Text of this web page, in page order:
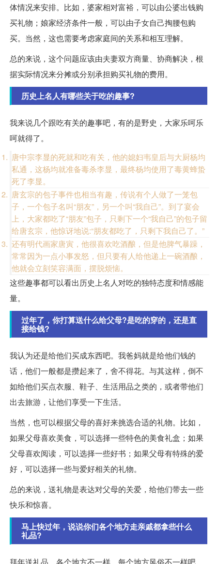
体情况来安排。比如，婆家相对富裕，可以由公婆出钱购
买礼物；娘家经济条件一般，可以由子女自己掏腰包购
买。当然，这也需要考虑家庭间的关系和相互理解。
总的来说，这个问题应该由夫妻双方商量、协商解决，根
据实际情况来分摊或分别承担购买礼物的费用。
历史上名人有哪些关于吃的趣事?
我来说几个跟吃有关的趣事吧，有的是野史，大家乐呵乐
呵就得了。
唐中宗李显的死就和吃有关，他的媳妇韦皇后与大厨杨均
私通，这杨均就准备毒杀李显，最终杨均使用了毒黄蜂蛰
死了李显。
唐玄宗的包子事件也相当有趣，传说有个人做了一笼包
子，一个包子名叫“朋友”，另一个叫“我自己”。到了宴会
上，大家都吃了“朋友”包子，只剩下一个“我自己”的包子留
给唐玄宗，他惊讶地说:“朋友都吃了，只剩下我自己了。”
还有明代画家唐寅，他很喜欢吃酒酿，但是他脾气暴躁，
常常因为一点小事发怒，但只要有人给他递上一碗酒酿，
他就会立刻笑容满面，摆脱烦恼。
这些趣事都可以看出历史上名人对吃的独特态度和情感能
量。
过年了，你打算送什么给父母?是吃的穿的，还是直
接给钱?
我认为还是给他们买成东西吧。我爸妈就是给他们钱的
话，他们一般都是攒起来了，舍不得花。与其这样，倒不
如给他们买点衣服、鞋子、生活用品之类的，或者带他们
出去旅游，让他们享受一下生活。
当然，也可以根据父母的喜好来挑选合适的礼物。比如，
如果父母喜欢美食，可以选择一些特色的美食礼盒；如果
父母喜欢阅读，可以选择一些好书；如果父母有特殊的爱
好，可以选择一些与爱好相关的礼物。
总的来说，送礼物是表达对父母的关爱，给他们带去一些
快乐和惊喜。
马上快过年，说说你们各个地方走亲戚都拿些什么
礼品?